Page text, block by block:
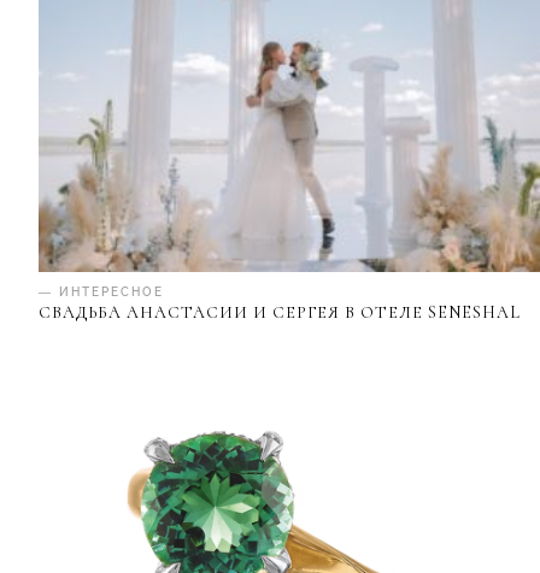
— ИНТЕРЕСНОЕ
СВАДЬБА АНАСТАСИИ И СЕРГЕЯ В ОТЕЛЕ SENESHAL